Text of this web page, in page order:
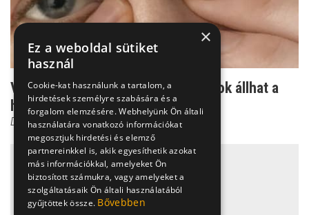
Visszatérő szembevérzés - ez a 2 ok állhat a
háttérben
Dr. Őri Zsolt
×
Ez a weboldal sütiket
használ
Cookie-kat használunk a tartalom, a
hirdetések személyre szabására és a
forgalom elemzésére. Webhelyünk Ön általi
használatára vonatkozó információkat
megosztjuk hirdetési és elemző
partnereinkkel is, akik egyesíthetik azokat
más információkkal, amelyeket Ön
biztosított számukra, vagy amelyeket a
szolgáltatásaik Ön általi használatából
gyűjtöttek össze. Bővebben